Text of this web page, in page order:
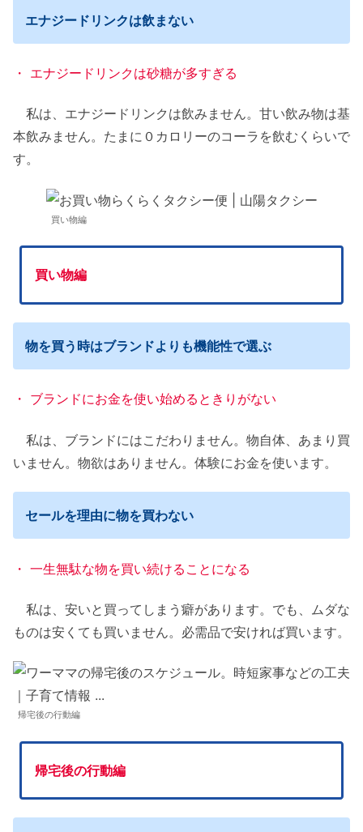
エナジードリンクは飲まない
・ エナジードリンクは砂糖が多すぎる
私は、エナジードリンクは飲みません。甘い飲み物は基
本飲みません。たまに０カロリーのコーラを飲むくらいで
す。
買い物編
買い物編
物を買う時はブランドよりも機能性で選ぶ
・ ブランドにお金を使い始めるときりがない
私は、ブランドにはこだわりません。物自体、あまり買
いません。物欲はありません。体験にお金を使います。
セールを理由に物を買わない
・ 一生無駄な物を買い続けることになる
私は、安いと買ってしまう癖があります。でも、ムダな
ものは安くても買いません。必需品で安ければ買います。
帰宅後の行動編
帰宅後の行動編